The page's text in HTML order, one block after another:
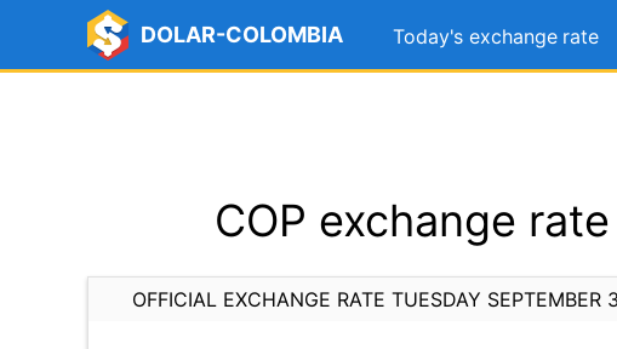
DOLAR-COLOMBIA Today's exchange rate
COP exchange
OFFICIAL EXCHANGE RATE TUESDAY SEPTEMBER